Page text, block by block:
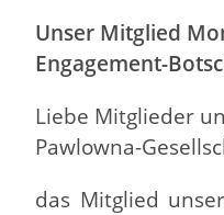
Unser Mitglied
Engagement-
Liebe Mitglieder
Pawlowna-
das Mitglied